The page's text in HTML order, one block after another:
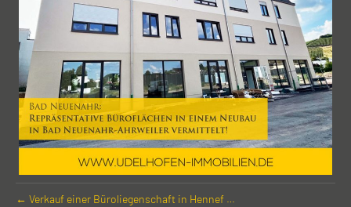
← Verkauf einer Büro­liegen­schaft in Hennef …